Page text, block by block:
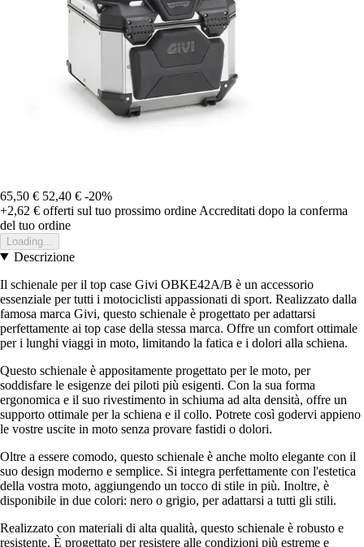
65,50 € 52,40 € -20%
+2,62 € offerti sul tuo prossimo ordine Accreditati dopo la conferma
del tuo ordine
Loading...
Descrizione
Il schienale per il top case Givi OBKE42A/B è un accessorio
essenziale per tutti i motociclisti appassionati di sport. Realizzato dalla
famosa marca Givi, questo schienale è progettato per adattarsi
perfettamente ai top case della stessa marca. Offre un comfort ottimale
per i lunghi viaggi in moto, limitando la fatica e i dolori alla schiena.
Questo schienale è appositamente progettato per le moto, per
soddisfare le esigenze dei piloti più esigenti. Con la sua forma
ergonomica e il suo rivestimento in schiuma ad alta densità, offre un
supporto ottimale per la schiena e il collo. Potrete così godervi appieno
le vostre uscite in moto senza provare fastidi o dolori.
Oltre a essere comodo, questo schienale è anche molto elegante con il
suo design moderno e semplice. Si integra perfettamente con l'estetica
della vostra moto, aggiungendo un tocco di stile in più. Inoltre, è
disponibile in due colori: nero o grigio, per adattarsi a tutti gli stili.
Realizzato con materiali di alta qualità, questo schienale è robusto e
resistente. È progettato per resistere alle condizioni più estreme e